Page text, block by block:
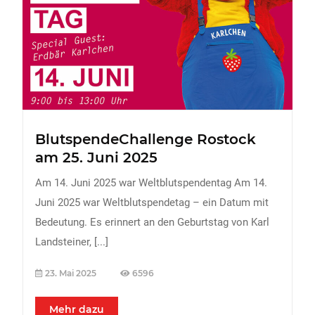
FREIZEIT
Veranstaltungen
Essen & Trinken
Sport
URLAUB
BlutspendeChallenge Rostock
am 25. Juni 2025
Am 14. Juni 2025 war Weltblutspendentag Am 14.
Juni 2025 war Weltblutspendetag – ein Datum mit
Bedeutung. Es erinnert an den Geburtstag von Karl
Landsteiner, [...]
23. Mai 2025 6596
Mehr dazu